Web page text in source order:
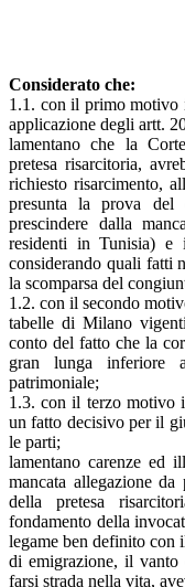
Considerato che:
1.1. con il primo motivo
applicazione degli artt.
lamentano che la
pretesa risarcitoria,
richiesto risarcimento,
presunta la prova del
prescindere dalla
residenti in Tunisia)
considerando quali fatti
la scomparsa del
1.2. con il secondo
tabelle di Milano
conto del fatto che la
gran lunga inferiore
patrimoniale;
1.3. con il terzo motivo i
un fatto decisivo per il
le parti;
lamentano carenze ed
mancata allegazione
della pretesa
fondamento della
legame ben definito con
di emigrazione, il
farsi strada nella vita,